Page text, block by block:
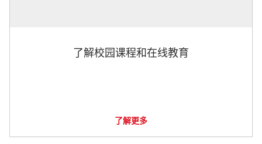
了解校园课程和在线教育
了解更多